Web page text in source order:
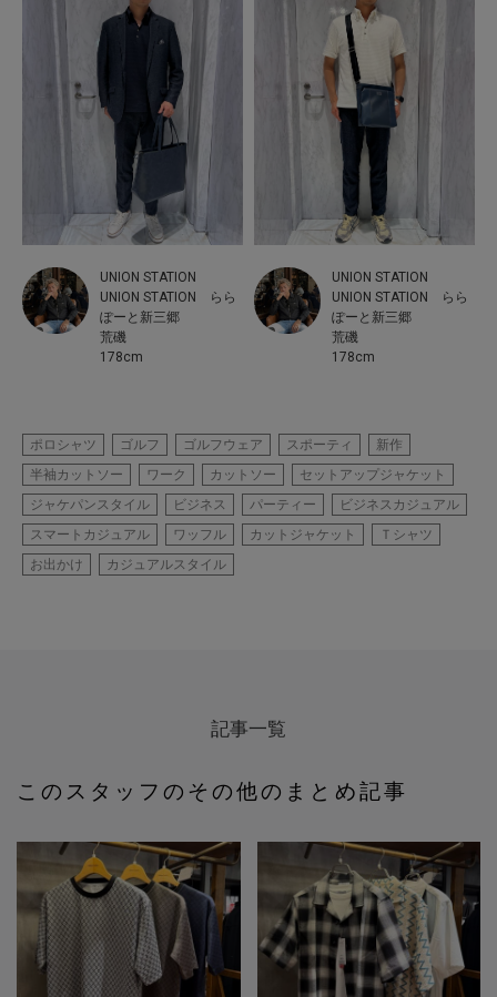
UNION STATION
UNION STATION らら
ぽーと新三郷
荒磯
178cm
UNION STATION
UNION STATION らら
ぽーと新三郷
荒磯
178cm
ポロシャツ ゴルフ ゴルフウェア スポーティ
新作
半袖カットソー
ワーク カットソー
セットアップジャケット
ジャケパンスタイル
ビジネス パーティー
ビジネスカジュアル
スマートカジュアル
ワッフル カットジャケット
Ｔシャツ
お出かけ
カジュアルスタイル
記事一覧
このスタッフのその他のまとめ記事